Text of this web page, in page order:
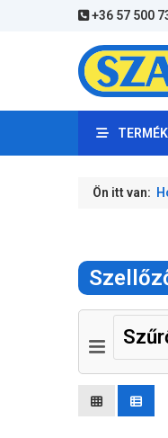
+36 57 500
Ön itt van: